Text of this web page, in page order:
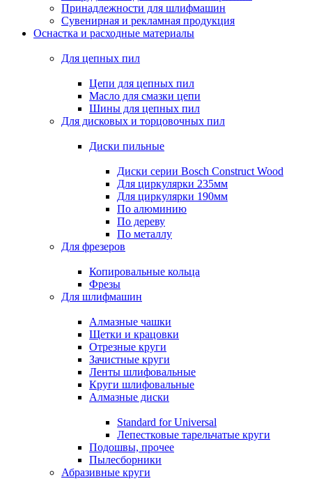
Принадлежности для шлифмашин
Сувенирная и рекламная продукция
Оснастка и расходные материалы
Для цепных пил
Цепи для цепных пил
Масло для смазки цепи
Шины для цепных пил
Для дисковых и торцовочных пил
Диски пильные
Диски серии Bosch Construct Wood
Для циркулярки 235мм
Для циркулярки 190мм
По алюминию
По дереву
По металлу
Для фрезеров
Копировальные кольца
Фрезы
Для шлифмашин
Алмазные чашки
Щетки и крацовки
Отрезные круги
Зачистные круги
Ленты шлифовальные
Круги шлифовальные
Алмазные диски
Standard for Universal
Лепестковые тарельчатые круги
Подошвы, прочее
Пылесборники
Абразивные круги